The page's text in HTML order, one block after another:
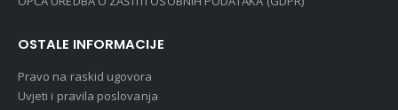
OSTALE INFORMACIJE
Pravo na raskid ugovora
Uvjeti i pravila poslovanja